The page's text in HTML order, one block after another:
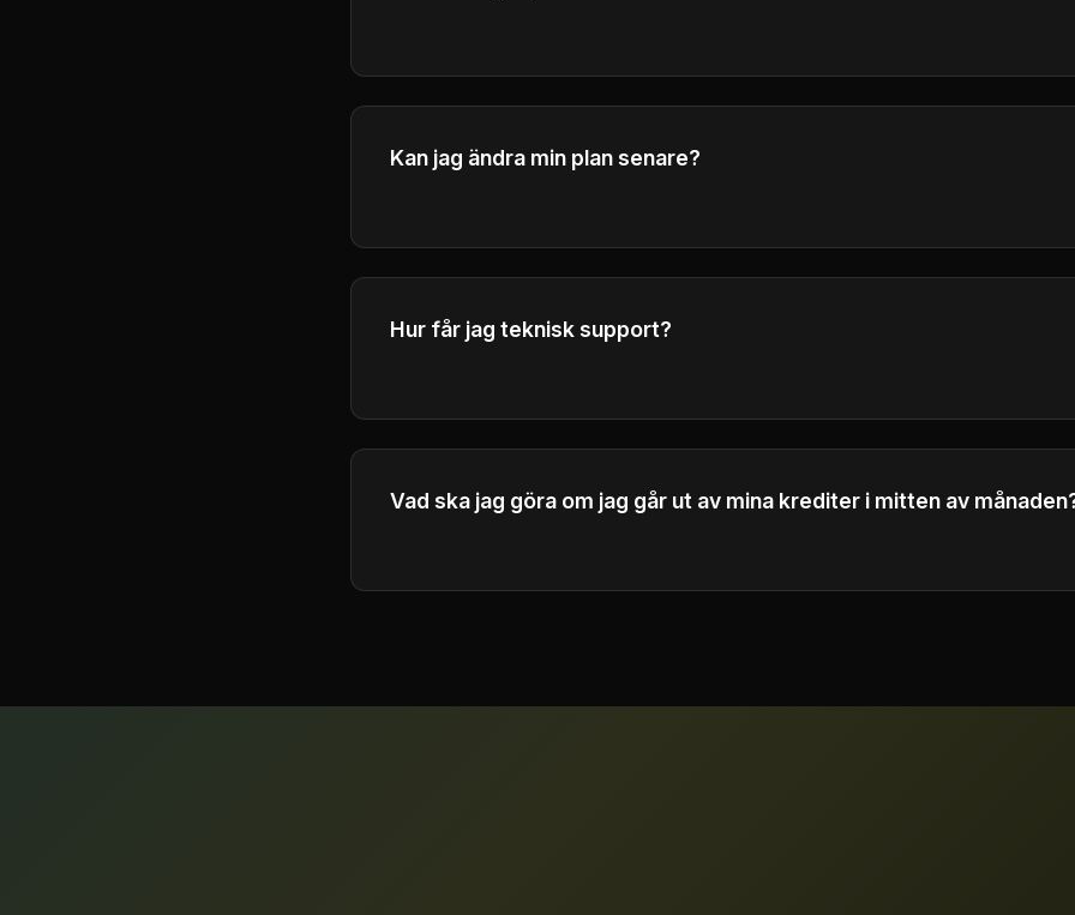
Kan jag ändra min plan senare?
Hur får jag teknisk support?
Vad ska jag göra om jag går ut av mina krediter i mitten av